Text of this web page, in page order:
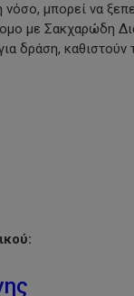
νόσο, μπορεί να
με Σακχαρώδη
δράση, καθιστούν